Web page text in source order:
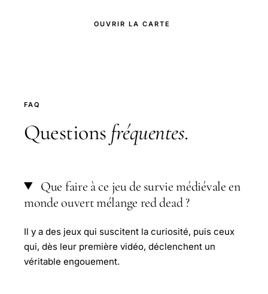
OUVRIR LA CARTE
FAQ
Questions fréquentes.
Que faire à ce jeu de survie médiévale en
monde ouvert mélange red dead ?
Il y a des jeux qui suscitent la curiosité, puis ceux
qui, dès leur première vidéo, déclenchent un
véritable engouement.